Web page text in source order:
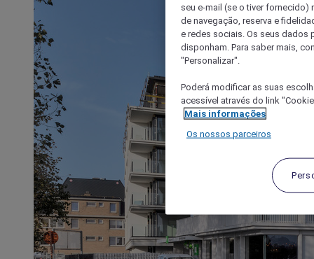
seu e-mail (se o tiver
de navegação, reserva e
e redes sociais. Os seus dados
disponham. Para saber mais,
"Personalizar".
Poderá modificar as suas
acessível através do link
Mais informações
Os nossos parceiros